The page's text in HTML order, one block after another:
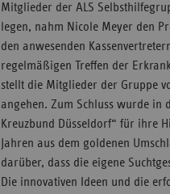
Mitglieder der ALS
legen, nahm Nicole Meyer den
den anwesenden
regelmäßigen Treffen der
stellt die Mitglieder der Gruppe
angehen. Zum Schluss wurde in
Kreuzbund Düsseldorf“ für ihre
Jahren aus dem goldenen
darüber, dass die eigene
Die innovativen Ideen und die